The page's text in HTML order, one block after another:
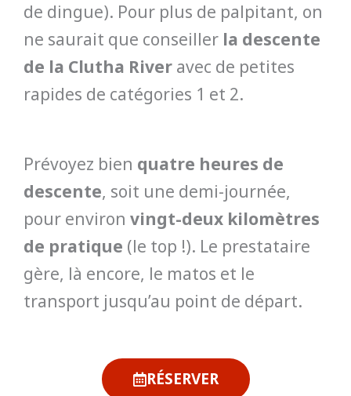
de dingue). Pour plus de palpitant, on
ne saurait que conseiller la descente
de la Clutha River avec de petites
rapides de catégories 1 et 2.
Prévoyez bien quatre heures de
descente, soit une demi-journée,
pour environ vingt-deux kilomètres
de pratique (le top !). Le prestataire
gère, là encore, le matos et le
transport jusqu’au point de départ.
RÉSERVER